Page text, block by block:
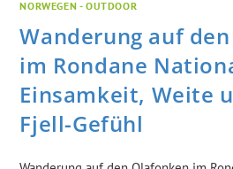
NORWEGEN - OUTDOOR
Wanderung auf
im Rondane
Einsamkeit, Weite
Fjell-Gefühl